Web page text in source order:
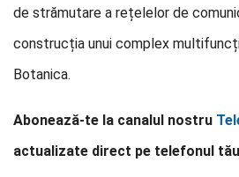
de strămutare a rețelelor de
construcția unui complex
Botanica.
Abonează-te la canalul nostru
actualizate direct pe telefonul